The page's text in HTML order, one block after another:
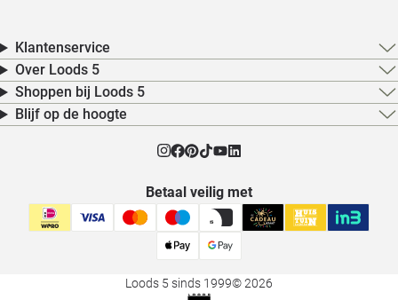
Klantenservice
Over Loods 5
Shoppen bij Loods 5
Blijf op de hoogte
Betaal veilig met
Loods 5 sinds 1999© 2026